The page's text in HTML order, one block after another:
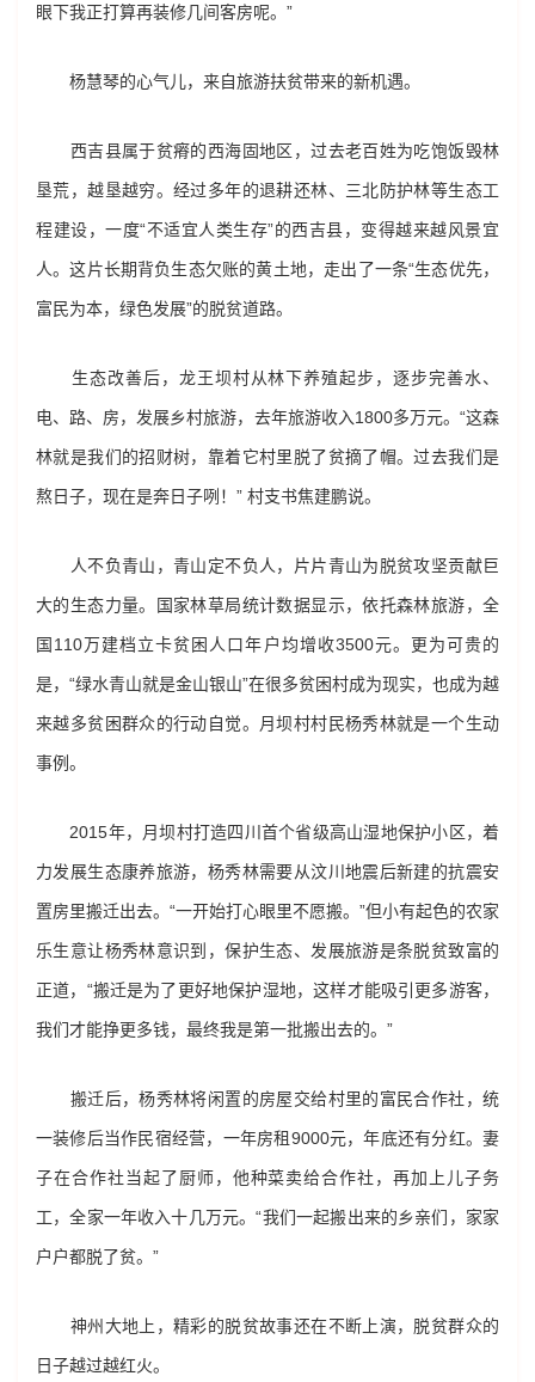
眼下我正打算再装修几间客房呢。”
杨慧琴的心气儿，来自旅游扶贫带来的新机遇。
西吉县属于贫瘠的西海固地区，过去老百姓为吃饱饭毁林
垦荒，越垦越穷。经过多年的退耕还林、三北防护林等生态工
程建设，一度“不适宜人类生存”的西吉县，变得越来越风景宜
人。这片长期背负生态欠账的黄土地，走出了一条“生态优先，
富民为本，绿色发展”的脱贫道路。
生态改善后，龙王坝村从林下养殖起步，逐步完善水、
电、路、房，发展乡村旅游，去年旅游收入1800多万元。“这森
林就是我们的招财树，靠着它村里脱了贫摘了帽。过去我们是
熬日子，现在是奔日子咧！” 村支书焦建鹏说。
人不负青山，青山定不负人，片片青山为脱贫攻坚贡献巨
大的生态力量。国家林草局统计数据显示，依托森林旅游，全
国110万建档立卡贫困人口年户均增收3500元。更为可贵的
是，“绿水青山就是金山银山”在很多贫困村成为现实，也成为越
来越多贫困群众的行动自觉。月坝村村民杨秀林就是一个生动
事例。
2015年，月坝村打造四川首个省级高山湿地保护小区，着
力发展生态康养旅游，杨秀林需要从汶川地震后新建的抗震安
置房里搬迁出去。“一开始打心眼里不愿搬。”但小有起色的农家
乐生意让杨秀林意识到，保护生态、发展旅游是条脱贫致富的
正道，“搬迁是为了更好地保护湿地，这样才能吸引更多游客，
我们才能挣更多钱，最终我是第一批搬出去的。”
搬迁后，杨秀林将闲置的房屋交给村里的富民合作社，统
一装修后当作民宿经营，一年房租9000元，年底还有分红。妻
子在合作社当起了厨师，他种菜卖给合作社，再加上儿子务
工，全家一年收入十几万元。“我们一起搬出来的乡亲们，家家
户户都脱了贫。”
神州大地上，精彩的脱贫故事还在不断上演，脱贫群众的
日子越过越红火。